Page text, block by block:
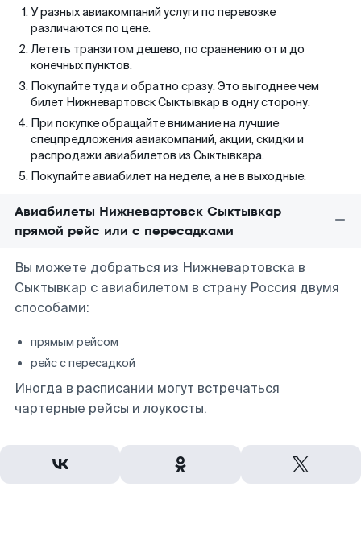
У разных авиакомпаний услуги по перевозке
различаются по цене.
Лететь транзитом дешево, по сравнению от и до
конечных пунктов.
Покупайте туда и обратно сразу. Это выгоднее чем
билет Нижневартовск Сыктывкар в одну сторону.
При покупке обращайте внимание на лучшие
спецпредложения авиакомпаний, акции, скидки и
распродажи авиабилетов из Сыктывкара.
Покупайте авиабилет на неделе, а не в выходные.
Авиабилеты Нижневартовск Сыктывкар
прямой рейс или с пересадками
Вы можете добраться из Нижневартовска в
Сыктывкар с авиабилетом в страну Россия двумя
способами:
прямым рейсом
рейс с пересадкой
Иногда в расписании могут встречаться
чартерные рейсы и лоукосты.